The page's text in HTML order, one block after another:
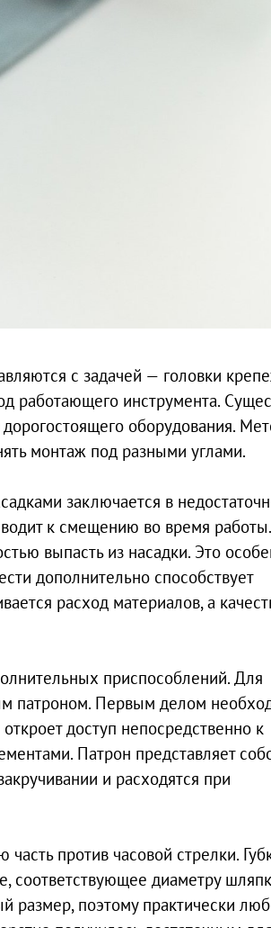
с задачей — головки
работающего инструмента.
оборудования.
монтаж под разными углами.
заключается в
к смещению во время
выпасть из насадки. Это
дополнительно способствует
расход материалов, а
приспособлений. Для
патроном. Первым делом
доступ непосредственно к
Патрон представляет
и расходятся при
против часовой стрелки.
соответствующее диаметру
размер, поэтому практически